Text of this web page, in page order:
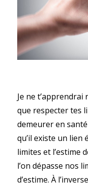
Je ne
que respecter tes
demeurer en
qu’il existe un
limites et l’estime
l’on dépasse nos
d’estime. À